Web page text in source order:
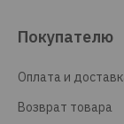
Покупателю
Оплата и
Возврат товара